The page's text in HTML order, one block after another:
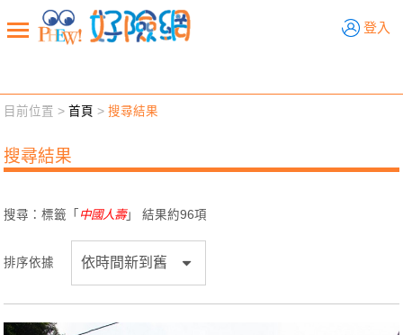
登入
新聞觀點 業務交流
退休先準備 好險學堂 輔銷工具 活動專區
目前位置 >首頁 >搜尋結果
搜尋結果
搜尋：標籤「 中國人壽」 結果約96項
排序依據